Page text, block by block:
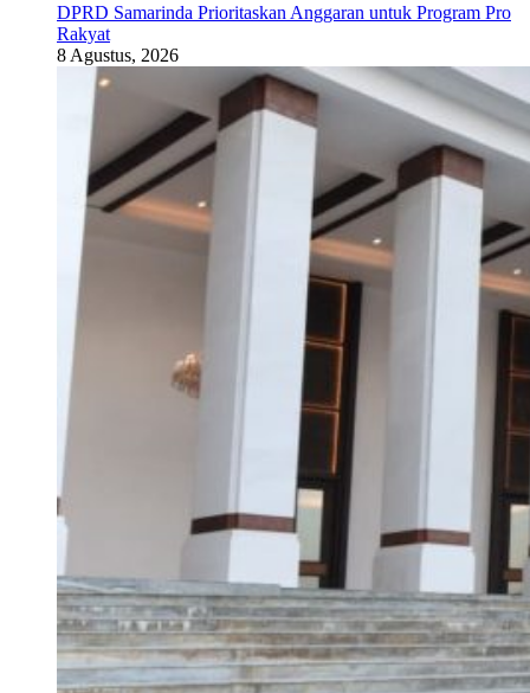
DPRD Samarinda Prioritaskan Anggaran untuk Program Pro
Rakyat
8 Agustus, 2026